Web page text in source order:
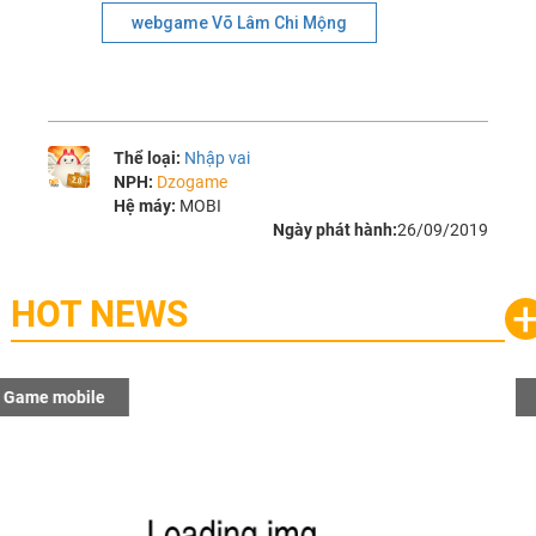
webgame Võ Lâm Chi Mộng
Thể loại: Nhập vai
NPH: Dzogame
Hệ máy: MOBI
Ngày phát hành:26/09/2019
HOT NEWS
Game mobile